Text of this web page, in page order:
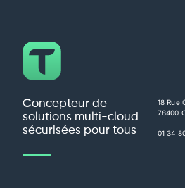
18 Rue
78400
01 34
Concepteur de
solutions multi-cloud
sécurisées pour tous